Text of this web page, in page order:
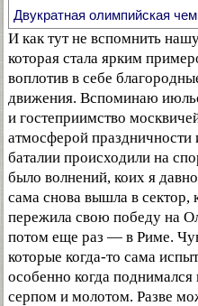
Двукратная олимпийская
И как тут не вспомнить
которая стала ярким
воплотив в себе
движения. Вспоминаю
и гостеприимство
атмосферой праздничности
баталии происходили на
было волнений, коих я
сама снова вышла в сектор,
пережила свою победу на
потом еще раз — в Риме.
которые когда-то сама
особенно когда
серпом и молотом. Разве